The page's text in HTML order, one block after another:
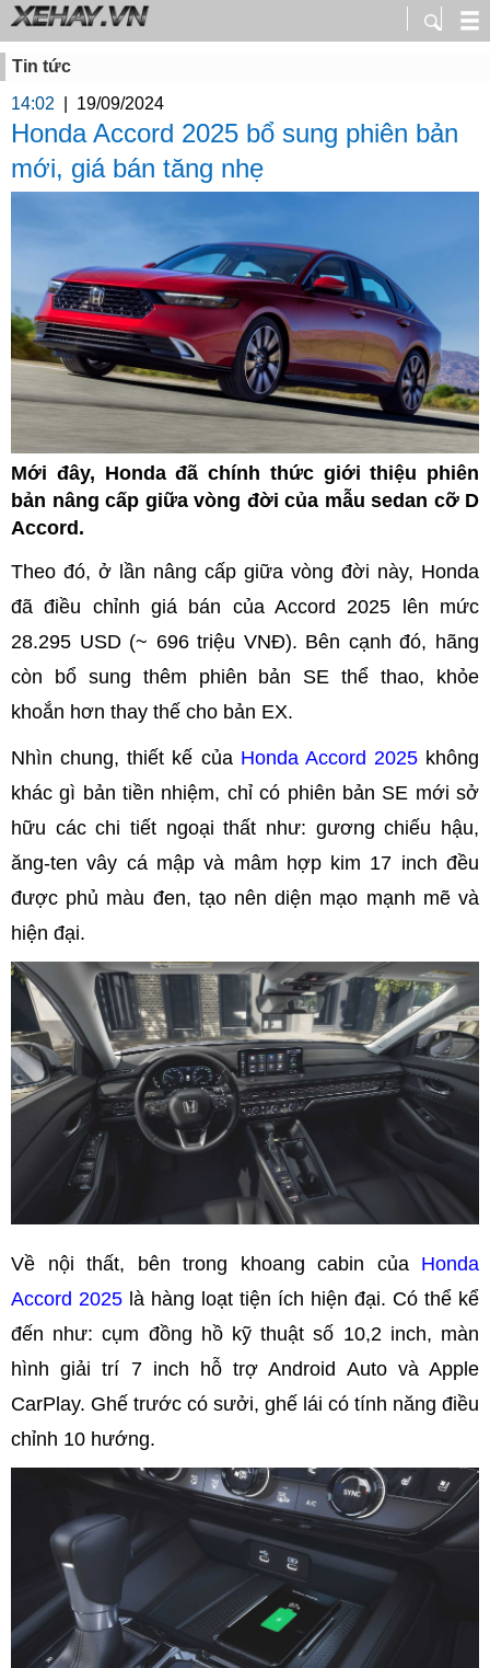
Tin tức
14:02
19/09/2024
Honda Accord 2025 bổ sung phiên bản
mới, giá bán tăng nhẹ
Mới đây, Honda đã chính thức giới thiệu phiên
bản nâng cấp giữa vòng đời của mẫu sedan cỡ D
Accord.
Theo đó, ở lần nâng cấp giữa vòng đời này, Honda
đã điều chỉnh giá bán của Accord 2025 lên mức
28.295 USD (~ 696 triệu VNĐ). Bên cạnh đó, hãng
còn bổ sung thêm phiên bản SE thể thao, khỏe
khoắn hơn thay thế cho bản EX.
Nhìn chung, thiết kế củaHonda Accord 2025không
khác gì bản tiền nhiệm, chỉ có phiên bản SE mới sở
hữu các chi tiết ngoại thất như: gương chiếu hậu,
ăng-ten vây cá mập và mâm hợp kim 17 inch đều
được phủ màu đen, tạo nên diện mạo mạnh mẽ và
hiện đại.
Về nội thất, bên trong khoang cabin của Honda
Accord 2025 là hàng loạt tiện ích hiện đại. Có thể kể
đến như: cụm đồng hồ kỹ thuật số 10,2 inch, màn
hình giải trí 7 inch hỗ trợ Android Auto và Apple
CarPlay. Ghế trước có sưởi, ghế lái có tính năng điều
chỉnh 10 hướng.